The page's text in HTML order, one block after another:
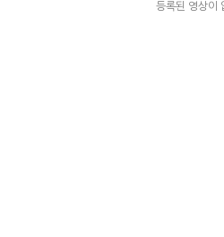
등록된 영상이